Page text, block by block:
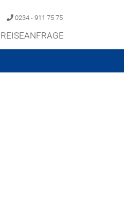
0234 - 911 75 75
REISEANFRAGE